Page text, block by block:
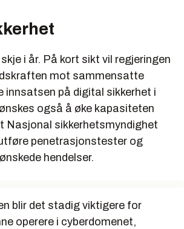
i år. På kort sikt vil regjeringen
mot sammensatte
innsatsen på digital sikkerhet i
også å øke kapasiteten
Nasjonal sikkerhetsmyndighet
penetrasjonstester og
hendelser.
blir det stadig viktigere for
operere i cyberdomenet,